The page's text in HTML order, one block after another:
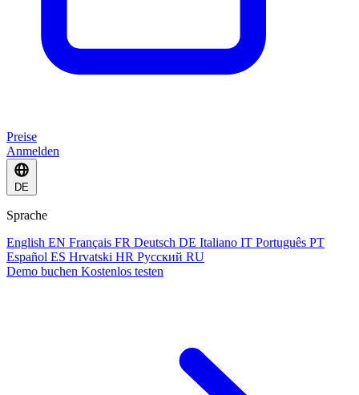
Preise
Anmelden
DE
Sprache
English EN Français FR Deutsch DE Italiano IT Português PT
Español ES Hrvatski HR Русский RU
Demo buchen Kostenlos testen